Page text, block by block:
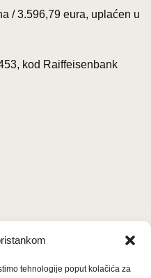
tehnologije poput kolačića za
/ 3.596,79 eura, uplaćen u
kod Raiffeisenbank